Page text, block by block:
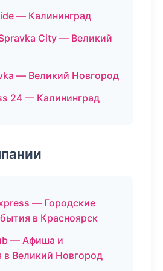
— Калининград
City — Великий
— Великий Новгород
24 — Калининград
— Городские
в Красноярск
— Афиша и
в Великий Новгород